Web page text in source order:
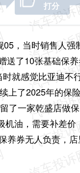
打分
，当时销售人强
了10张基础保养
就感觉比亚迪不
上了2025年的保
了一家乾盛店做
油，需要补差
养券无人负责，